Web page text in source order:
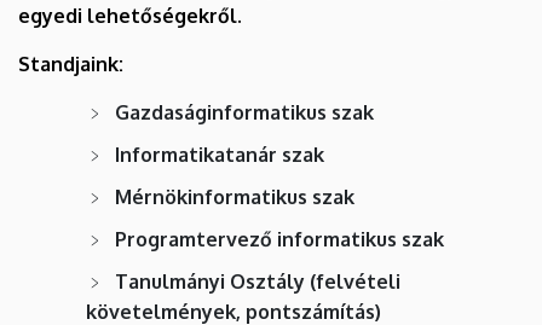
egyedi lehetőségekről.
Standjaink:
Gazdaságinformatikus szak
Informatikatanár szak
Mérnökinformatikus szak
Programtervező informatikus szak
Tanulmányi Osztály (felvételi
követelmények, pontszámítás)